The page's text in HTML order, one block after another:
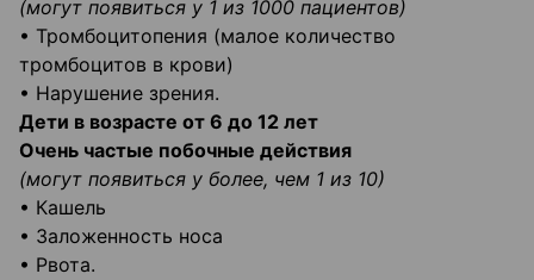
(могут появиться у 1 из 1000 пациентов)
• Тромбоцитопения (малое количество
тромбоцитов в крови)
• Нарушение зрения.
Дети в возрасте от 6 до 12 лет
Очень частые побочные действия
(могут появиться у более, чем 1 из 10)
• Кашель
• Заложенность носа
• Рвота.